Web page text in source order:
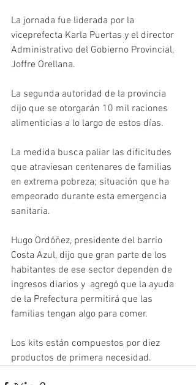
La jornada fue liderada por la
viceprefecta Karla Puertas y el director
Administrativo del Gobierno Provincial,
Joffre Orellana.
La segunda autoridad de la provincia
dijo que se otorgarán 10 mil raciones
alimenticias a lo largo de estos días.
La medida busca paliar las dificitudes
que atraviesan centenares de familias
en extrema pobreza; situación que ha
empeorado durante esta emergencia
sanitaria.
Hugo Ordóñez, presidente del barrio
Costa Azul, dijo que gran parte de los
habitantes de ese sector dependen de
ingresos diarios y  agregó que la ayuda
de la Prefectura permitirá que las
familias tengan algo para comer.
Los kits están compuestos por diez
productos de primera necesidad.